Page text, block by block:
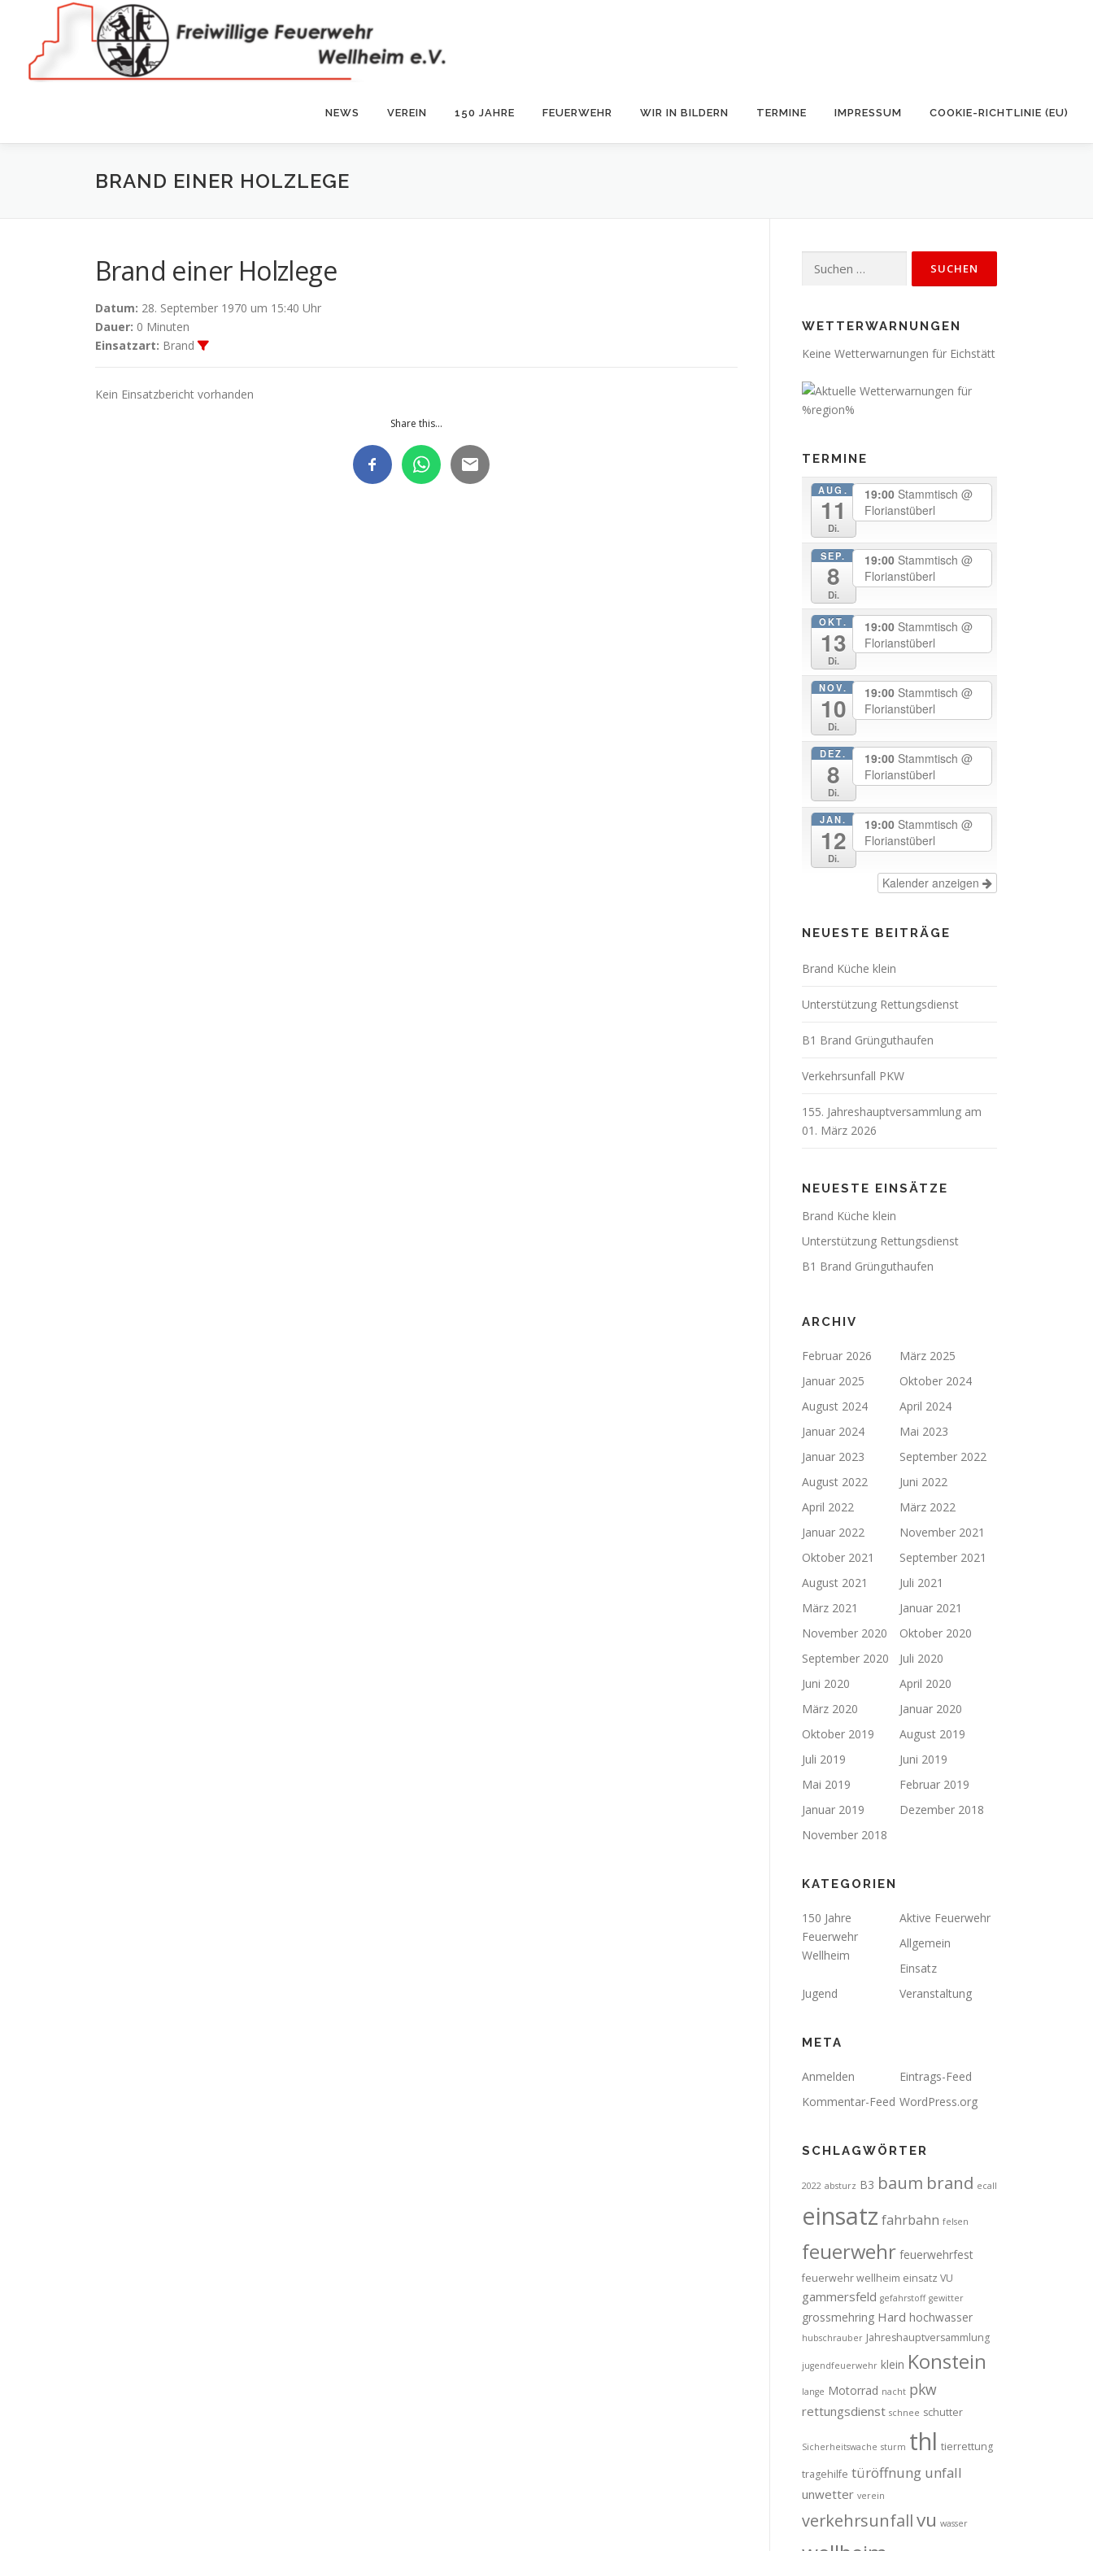
springen
NEWS VEREIN 150 JAHRE FEUERWEHR WIR IN BILDERN TERMINE IMPRESSUM COOKIE-RICHTLINIE (EU)
BRAND EINER HOLZLEGE
Brand einer Holzlege
Datum: 28. September 1970 um 15:40 Uhr
Dauer: 0 Minuten
Einsatzart: Brand
Kein Einsatzbericht vorhanden
Share this...
nach:
WETTERWARNUNGEN
Keine Wetterwarnungen für Eichstätt
TERMINE
AUG.
11
Di.
19:00 Stammtisch @
Florianstüberl
SEP.
8
Di.
19:00 Stammtisch @
Florianstüberl
OKT.
13
Di.
19:00 Stammtisch @
Florianstüberl
NOV.
10
Di.
19:00 Stammtisch @
Florianstüberl
DEZ.
8
Di.
19:00 Stammtisch @
Florianstüberl
JAN.
12
Di.
19:00 Stammtisch @
Florianstüberl
Kalender anzeigen
NEUESTE BEITRÄGE
Brand Küche klein
Unterstützung Rettungsdienst
B1 Brand Grünguthaufen
Verkehrsunfall PKW
155. Jahreshauptversammlung am
01. März 2026
NEUESTE EINSÄTZE
Brand Küche klein
Unterstützung Rettungsdienst
B1 Brand Grünguthaufen
ARCHIV
Februar 2026
März 2025
Januar 2025
Oktober 2024
August 2024
April 2024
Januar 2024
Mai 2023
Januar 2023
September 2022
August 2022
Juni 2022
April 2022
März 2022
Januar 2022
November 2021
Oktober 2021
September 2021
August 2021
Juli 2021
März 2021
Januar 2021
November 2020
Oktober 2020
September 2020
Juli 2020
Juni 2020
April 2020
März 2020
Januar 2020
Oktober 2019
August 2019
Juli 2019
Juni 2019
Mai 2019
Februar 2019
Januar 2019
Dezember 2018
November 2018
KATEGORIEN
150 Jahre
Feuerwehr
Wellheim
Aktive Feuerwehr
Allgemein
Einsatz
Jugend
Veranstaltung
META
Anmelden
Eintrags-Feed
Kommentar-Feed WordPress.org
SCHLAGWÖRTER
2022 absturz B3 baum brand ecall
einsatz fahrbahn felsen
feuerwehr feuerwehrfest
feuerwehr wellheim einsatz VU
gammersfeld gefahrstoff gewitter
grossmehring Hard hochwasser
hubschrauber Jahreshauptversammlung
jugendfeuerwehr klein Konstein
lange Motorrad nacht pkw
rettungsdienst schnee schutter
Sicherheitswache sturm thl tierrettung
tragehilfe türöffnung unfall
unwetter verein
verkehrsunfallvu wasser